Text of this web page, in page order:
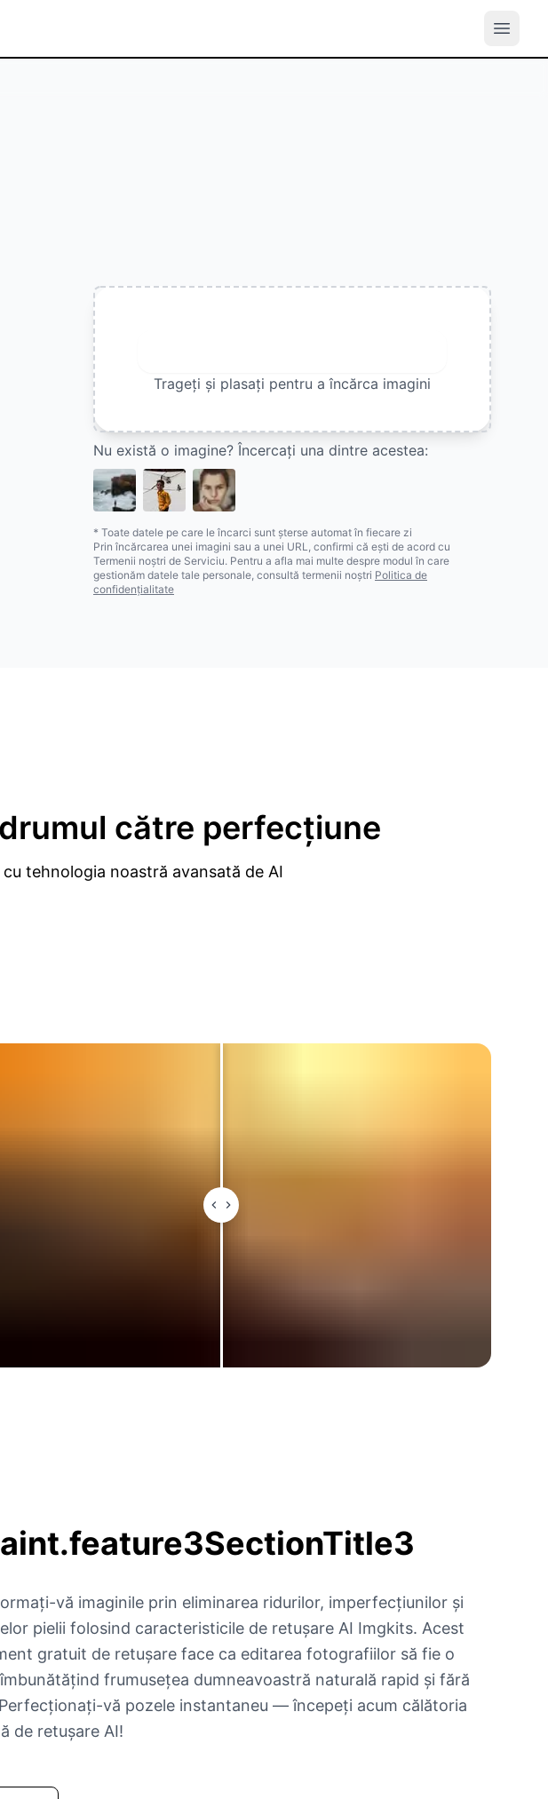
Trageți și plasați pentru a încărca imagini
Nu există o imagine? Încercați una dintre acestea:
* Toate datele pe care le încarci sunt șterse automat în fiecare zi
Prin încărcarea unei imagini sau a unei URL, confirmi că ești de acord cu
Termenii noștri de Serviciu. Pentru a afla mai multe despre modul în care
gestionăm datele tale personale, consultă termenii noștri Politica de
confidențialitate
către perfecțiune
tehnologia noastră avansată de AI
vă imaginile prin eliminarea ridurilor, imperfecțiunilor și
pielii folosind caracteristicile de retușare AI Imgkits. Acest
gratuit de retușare face ca editarea fotografiilor să fie o
frumusețea dumneavoastră naturală rapid și fără
vă pozele instantaneu — începeți acum călătoria
de retușare AI!